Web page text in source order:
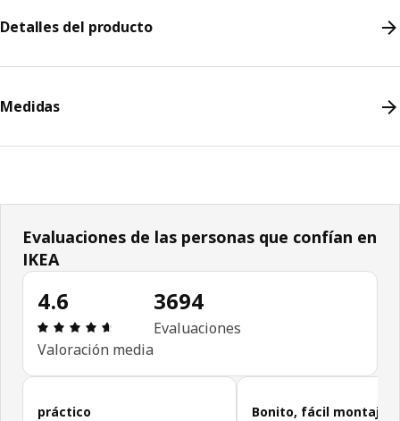
Detalles del producto
Medidas
Evaluaciones de las personas que confían en
IKEA
4.6
Reseña: 4.6 de 5 estrellas. Reseñas totales: 3694
Valoración media
3694
Evaluaciones
Omitir evaluaciones de las personas que confían en IKEA
práctico
Bonito, fácil montaje